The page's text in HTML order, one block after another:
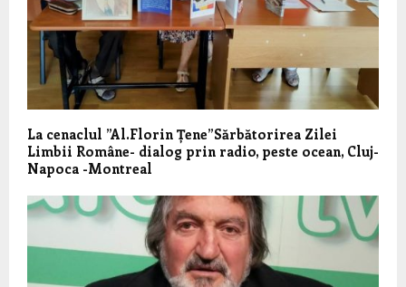
La cenaclul ”Al.Florin Țene”Sărbătorirea Zilei
Limbii Române- dialog prin radio, peste ocean, Cluj-
Napoca -Montreal